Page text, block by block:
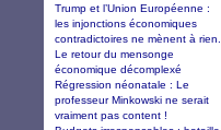
Trump et l’Union Européenne :
les injonctions économiques
contradictoires ne mènent à rien.
Le retour du mensonge
économique décomplexé
Régression néonatale : Le
professeur Minkowski ne serait
vraiment pas content !